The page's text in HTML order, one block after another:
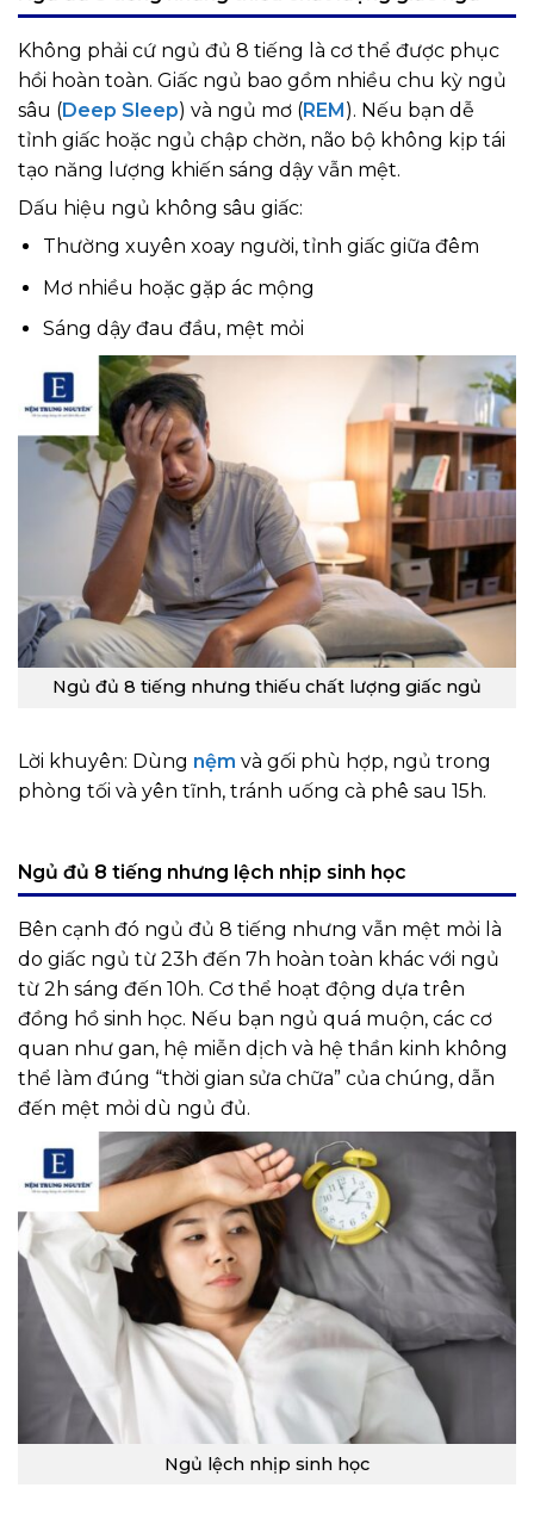
Không phải cứ ngủ đủ 8 tiếng là cơ thể được phục
hồi hoàn toàn. Giấc ngủ bao gồm nhiều chu kỳ ngủ
sâu (Deep Sleep) và ngủ mơ (REM ). Nếu bạn dễ
tỉnh giấc hoặc ngủ chập chờn, não bộ không kịp tái
tạo năng lượng khiến sáng dậy vẫn mệt.
Dấu hiệu ngủ không sâu giấc:
Thường xuyên xoay người, tỉnh giấc giữa đêm
Mơ nhiều hoặc gặp ác mộng
Sáng dậy đau đầu, mệt mỏi
Ngủ đủ 8 tiếng nhưng thiếu chất lượng giấc ngủ
Lời khuyên: Dùng nệm và gối phù hợp, ngủ trong
phòng tối và yên tĩnh, tránh uống cà phê sau 15h.
Ngủ đủ 8 tiếng nhưng lệch nhịp sinh học
Bên cạnh đó ngủ đủ 8 tiếng nhưng vẫn mệt mỏi là
do giấc ngủ từ 23h đến 7h hoàn toàn khác với ngủ
từ 2h sáng đến 10h. Cơ thể hoạt động dựa trên
đồng hồ sinh học. Nếu bạn ngủ quá muộn, các cơ
quan như gan, hệ miễn dịch và hệ thần kinh không
thể làm đúng “thời gian sửa chữa” của chúng, dẫn
đến mệt mỏi dù ngủ đủ.
Ngủ lệch nhịp sinh học